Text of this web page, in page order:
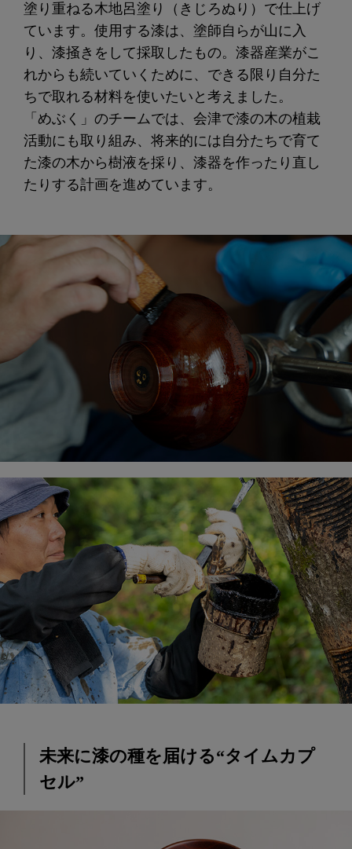
塗り重ねる木地呂塗り（きじろぬり）で仕上げ
ています。使用する漆は、塗師自らが山に入
り、漆掻きをして採取したもの。漆器産業がこ
れからも続いていくために、できる限り自分た
ちで取れる材料を使いたいと考えました。
「めぶく」のチームでは、会津で漆の木の植栽
活動にも取り組み、将来的には自分たちで育て
た漆の木から樹液を採り、漆器を作ったり直し
たりする計画を進めています。
未来に漆の種を届ける“タイムカプ
セル”